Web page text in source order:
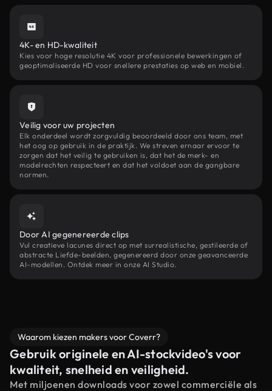
4K- en HD-kwaliteit
Kies voor hoge resolutie 4K voor professionele bewerkingen of
geoptimaliseerde HD voor snellere prestaties op web en mobiel.
Veilig voor uw projecten
Elk onderdeel wordt zorgvuldig beoordeeld door ons team, met
het oog op gebruik in de praktijk. We streven ernaar ervoor te
zorgen dat het veilig te gebruiken is, dat het de merk- en
modelrechten respecteert en dat het voldoet aan de gangbare
normen.
Door AI gegenereerde clips
Vul creatieve lacunes direct op met surrealistische, gestileerde of
abstracte Liefde-beelden, gegenereerd door onze geavanceerde
AI-modellen. Ontdek meer in onze AI Studio.
Waarom kiezen makers voor Coverr?
Gebruik originele en AI-stockvideo's voor
kwaliteit, snelheid en veiligheid.
Met miljoenen downloads voor zowel commerciële als